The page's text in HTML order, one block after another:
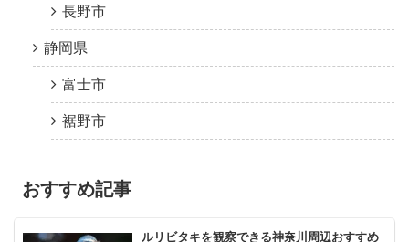
長野市
静岡県
富士市
裾野市
おすすめ記事
ルリビタキを観察できる神奈川周辺おすすめ